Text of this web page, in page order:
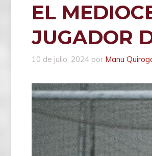
EL
JUGADOR
10 de julio, 2024 por Manu